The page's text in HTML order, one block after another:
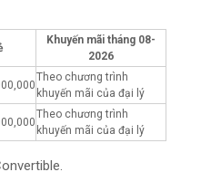
Khuyến mãi tháng 08-
2026
Theo chương trình
khuyến mãi của đại lý
Theo chương trình
khuyến mãi của đại lý